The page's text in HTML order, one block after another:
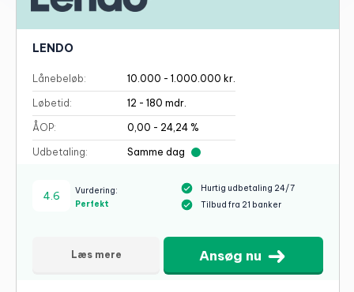
LENDO
Lånebeløb: 10.000 - 1.000.000 kr.
Løbetid: 12 - 180 mdr.
ÅOP: 0,00 - 24,24 %
Udbetaling: Samme dag
Hurtig udbetaling 24/7
Tilbud fra 21 banker
4.6
Vurdering:
Perfekt
Ansøg nu
Læs mere